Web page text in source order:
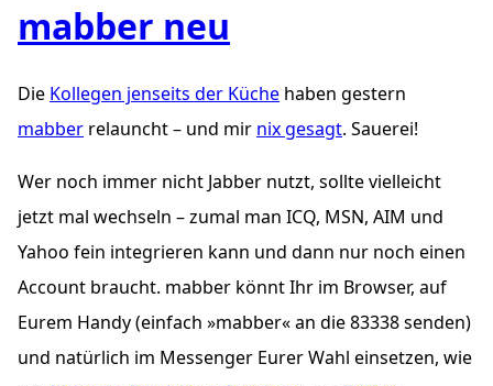
mabber neu
Die Kollegen jenseits der Küche haben gestern
mabber relauncht – und mir nix gesagt. Sauerei!
Wer noch immer nicht Jabber nutzt, sollte vielleicht
jetzt mal wechseln – zumal man ICQ, MSN, AIM und
Yahoo fein integrieren kann und dann nur noch einen
Account braucht. mabber könnt Ihr im Browser, auf
Eurem Handy (einfach »mabber« an die 83338 senden)
und natürlich im Messenger Eurer Wahl einsetzen, wie